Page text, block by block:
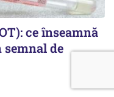
ce înseamnă
de